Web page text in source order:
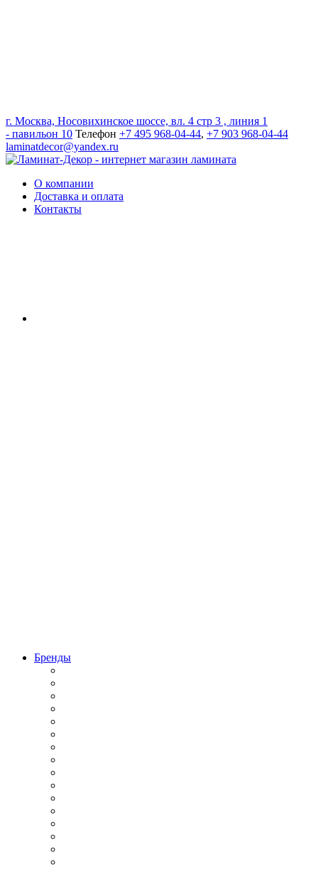
г. Москва, Носовихинское шоссе, вл. 4 стр 3 , линия 1
- павильон 10 Телефон +7 495 968-04-44, +7 903 968-04-44
laminatdecor@yandex.ru
О компании
Доставка и оплата
Контакты
Бренды